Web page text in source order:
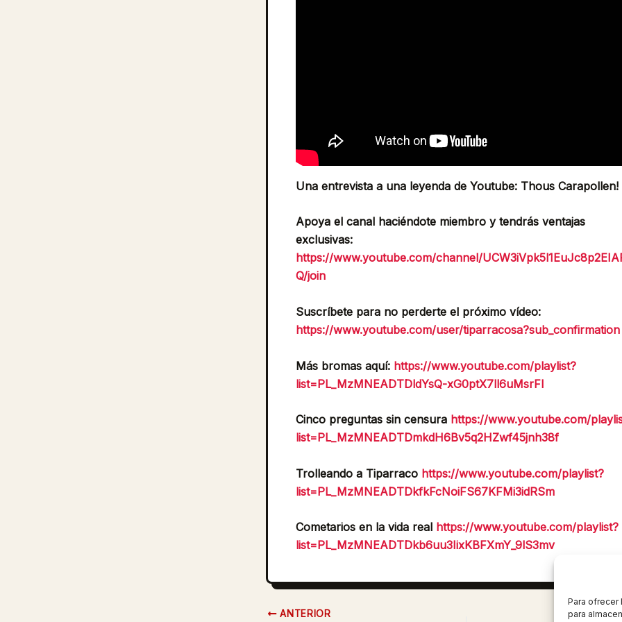
Para ofrecer
para
Una entrevista a una leyenda de Youtube: Thous Carapollen!
Apoya el canal haciéndote miembro y tendrás ventajas
exclusivas:
https://www.youtube.com/channel/
Q/join
Suscríbete para no perderte el próximo vídeo:
https://www.youtube.com/user/tiparracosa?sub_confirmation
Más bromas aquí: https://www.youtube.com/playlist?
list=PL_MzMNEADTDldYsQ-xG0ptX7ll6uMsrFI
Cinco preguntas sin censura https://www.youtube.com/
list=PL_MzMNEADTDmkdH6Bv5q2HZwf45jnh38f
Trolleando a Tiparraco https://www.youtube.com/playlist?
list=PL_MzMNEADTDkfkFcNoiFS67KFMi3idRSm
Cometarios en la vida real https://www.youtube.com/playlist?
list=PL_MzMNEADTDkb6uu3IixKBFXmY_9lS3mv
ANTERIOR